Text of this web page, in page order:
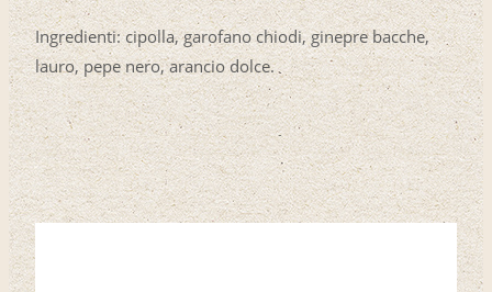
Ingredienti: cipolla, garofano chiodi, ginepre bacche,
lauro, pepe nero, arancio dolce.